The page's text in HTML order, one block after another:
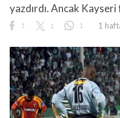
yazdırdı. Ancak
1 1 1 1